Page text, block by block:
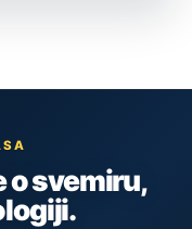
o svemiru,